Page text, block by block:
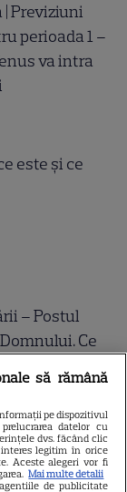
| Previziuni
perioada 1 –
va intra
este și ce
– Postul
Ce
trebuie
să rămână
pe dispozitivul
datelor cu
dvs. făcând clic
legitim în orice
Aceste alegeri vor fi
Mai multe detalii
de publicitate